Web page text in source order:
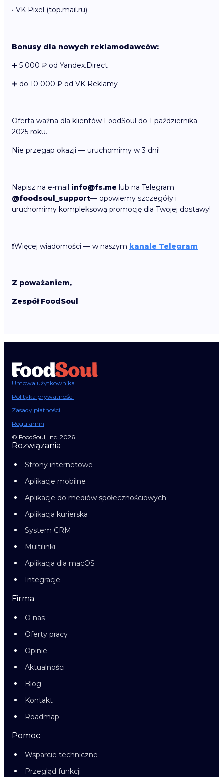
• VK Pixel (top.mail.ru)
Bonusy dla nowych reklamodawców:
➕ 5 000 ₽ od Yandex.Direct
➕ do 10 000 ₽ od VK Reklamy
Oferta ważna dla klientów FoodSoul do 1 października
2025 roku.
Nie przegap okazji — uruchomimy w 3 dni!
Napisz na e-mail info@fs.me lub na Telegram
@foodsoul_support— opowiemy szczegóły i
uruchomimy kompleksową promocję dla Twojej dostawy!
❗️Więcej wiadomości — w naszym kanale Telegram
Z poważaniem,
Zespół FoodSoul
Umowa użytkownika
Polityka prywatności
Zasady płatności
Regulamin
© FoodSoul, Inc. 2026.
Rozwiązania
Strony internetowe
Aplikacje mobilne
Aplikacje do mediów społecznościowych
Aplikacja kurierska
System CRM
Multilinki
Aplikacja dla macOS
Integracje
Firma
O nas
Oferty pracy
Opinie
Aktualności
Blog
Kontakt
Roadmap
Pomoc
Wsparcie techniczne
Przegląd funkcji